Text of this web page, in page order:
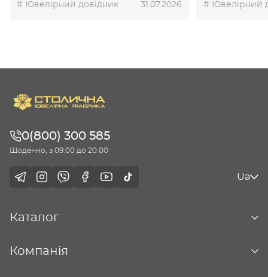
# Ювелірний довідник 31.07.2026 # Ювелірний
0(800) 300 585
Щоденно, з 09:00 до 20:00
Ua
Каталог
Компанія